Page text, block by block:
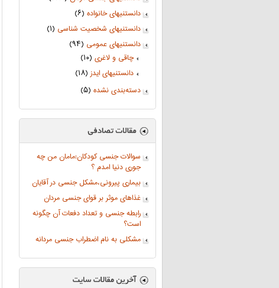
دانستنیهای خانواده (۶)
دانستنیهای شخصیت شناسی (۱)
دانستنیهای عمومی (۹۴)
چاقی و لاغری (۱۰)
دانستنیهای ایدز(۱۸)
دسته‌بندی نشده (۵)
سوالات جنسی کودکان:مامان من چه
جوری دنیا امدم ؟
بیماری پیرونی،مشکل جنسی در آقایان
غذاهای موثر بر قوای جنسی مردان
رابطه جنسی و تعداد دفعات آن چگونه
است؟
مشکلی به نام اضطراب جنسی مردانه